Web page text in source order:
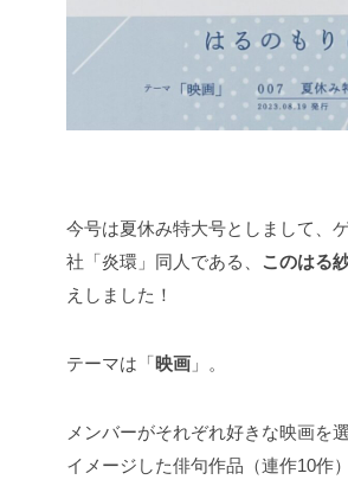
今号は夏休み特大号としまして、
社「炎環」同人である、 このはる
えしました！
テーマは「映画 」。
メンバーがそれぞれ好きな映画を
イメージした俳句作品（連作10作